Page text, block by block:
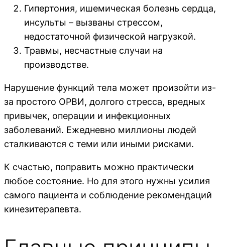
Гипертония, ишемическая болезнь сердца,
инсульты – вызваны стрессом,
недостаточной физической нагрузкой.
Травмы, несчастные случаи на
производстве.
Нарушение функций тела может произойти из-
за простого ОРВИ, долгого стресса, вредных
привычек, операции и инфекционных
заболеваний. Ежедневно миллионы людей
сталкиваются с теми или иными рисками.
К счастью, поправить можно практически
любое состояние. Но для этого нужны усилия
самого пациента и соблюдение рекомендаций
кинезитерапевта.